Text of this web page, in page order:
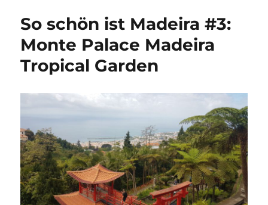
Madeira
Livramento
So schön ist Madeira #3:
Monte Palace Madeira
Tropical Garden